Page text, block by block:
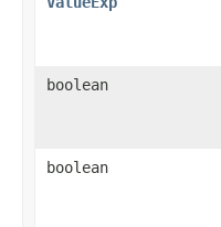
boolean
boolean